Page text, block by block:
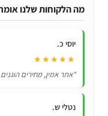
נמלים
מה הלקוחות שלנו
יוסי כ.
★★★★★
"אתר אמין, מחירים
נטלי ש.